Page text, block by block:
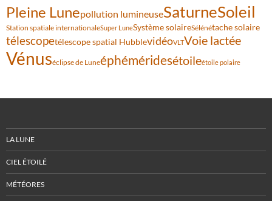
Pleine Lunepollution lumineuseSaturneSoleil
Station spatiale internationaleSuper LuneSystème solaireSélénétache solaire
télescopetélescope spatial HubblevidéoVLTVoie lactée
Vénuséclipse de Luneéphéméridesétoileétoile polaire
LA LUNE
CIEL ÉTOILÉ
MÉTÉORES